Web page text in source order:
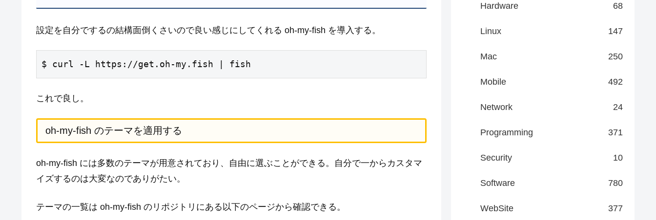
設定を自分でするの結構面倒くさいので良い感じにしてくれる oh-my-fish を導入する。
$ curl -L https://get.oh-my.fish | fish
これで良し。
oh-my-fish のテーマを適用する
oh-my-fish には多数のテーマが用意されており、自由に選ぶことができる。自分で一からカスタマ
イズするのは大変なのでありがたい。
テーマの一覧は oh-my-fish のリポジトリにある以下のページから確認できる。
Hardware 68
Linux 147
Mac 250
Mobile 492
Network 24
Programming 371
Security 10
Software 780
WebSite 377